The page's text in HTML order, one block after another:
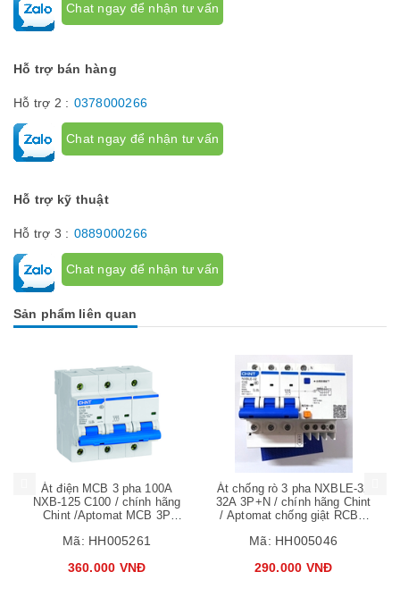
Chat ngay để nhận tư vấn
Hỗ trợ bán hàng
Hỗ trợ 2 : 0378000266
Chat ngay để nhận tư vấn
Hỗ trợ kỹ thuật
Hỗ trợ 3 : 0889000266
Chat ngay để nhận tư vấn
Sản phẩm liên quan
Át điện MCB 3 pha 100A
NXB-125 C100 / chính hãng
Chint /Aptomat MCB 3P
Mã: HH005261
360.000 VNĐ
Át chống rò 3 pha NXBLE-32
32A 3P+N / chính hãng Chint
/ Aptomat chống giật RCBO
Mã: HH005046
290.000 VNĐ
Mua hàng